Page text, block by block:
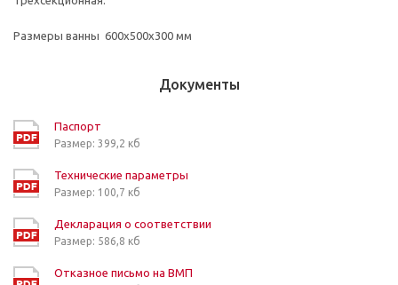
Размеры ванны 600х500х300 мм
Документы
Паспорт
Размер: 399,2 кб
Технические параметры
Размер: 100,7 кб
Декларация о соответствии
Размер: 586,8 кб
Отказное письмо на ВМП